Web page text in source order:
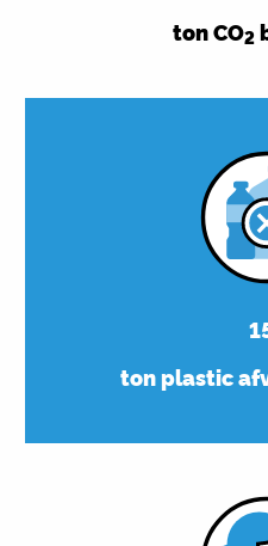
ton CO2
ton plastic